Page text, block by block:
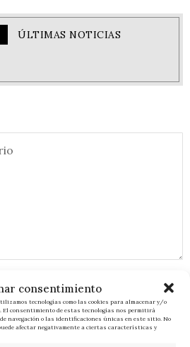
consentimiento
tecnologías como las cookies para almacenar y/o
El consentimiento de estas tecnologías nos permitirá
navegación o las identificaciones únicas en este sitio. No
afectar negativamente a ciertas características y
ÚLTIMAS NOTICIAS